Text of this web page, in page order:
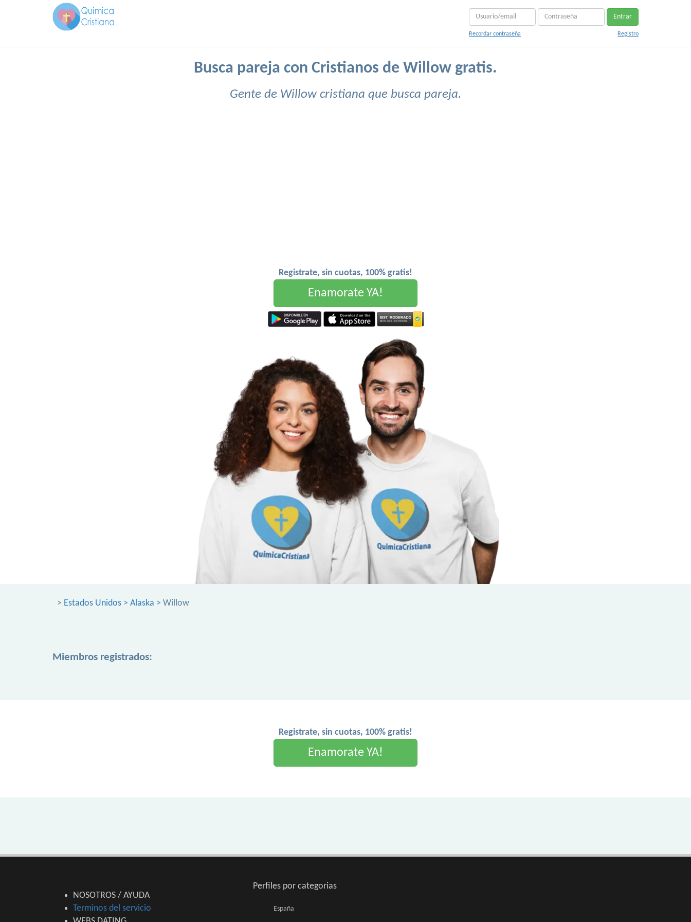
Entrar
Recordar contraseña Registro
Busca pareja con Cristianos de Willow gratis.
Gente de Willow cristiana que busca pareja.
Registrate, sin cuotas, 100% gratis!
Enamorate YA!
> Estados Unidos > Alaska > Willow
Miembros registrados:
Registrate, sin cuotas, 100% gratis!
Enamorate YA!
NOSOTROS / AYUDA
Terminos del servicio
Perfiles por categorias
España